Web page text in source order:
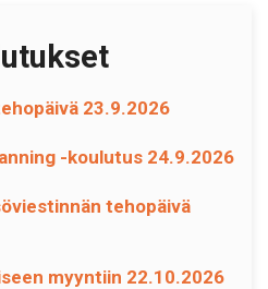
23.9.2026
-koulutus 24.9.2026
tehopäivä
myyntiin 22.10.2026